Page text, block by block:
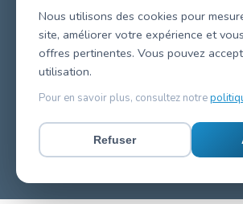
Nous utilisons des cookies pour
site, améliorer votre expérience et
offres pertinentes. Vous pouvez
utilisation.
Pour en savoir plus, consultez notre
Refuser